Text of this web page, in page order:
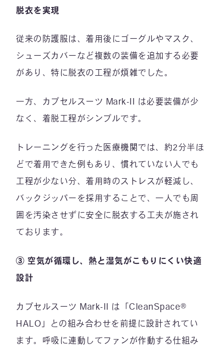
脱衣を実現
従来の防護服は、着用後にゴーグルやマスク、
シューズカバーなど複数の装備を追加する必要
があり、特に脱衣の工程が煩雑でした。
一方、カプセルスーツ Mark-II は必要装備が少
なく、着脱工程がシンプルです。
トレーニングを行った医療機関では、約2分半ほ
どで着用できた例もあり、慣れていない人でも
工程が少ない分、着用時のストレスが軽減し、
バックジッパーを採用することで、一人でも周
囲を汚染させずに安全に脱衣する工夫が施され
ております。
③ 空気が循環し、熱と湿気がこもりにくい快適
設計
カプセルスーツ Mark-II は「CleanSpace®
HALO」との組み合わせを前提に設計されてい
ます。呼吸に連動してファンが作動する仕組み